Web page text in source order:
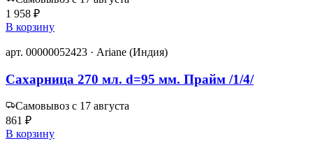
1 958 ₽
В корзину
арт. 00000052423 · Ariane (Индия)
Сахарница 270 мл. d=95 мм. Прайм /1/4/
Самовывоз с 17 августа
861 ₽
В корзину